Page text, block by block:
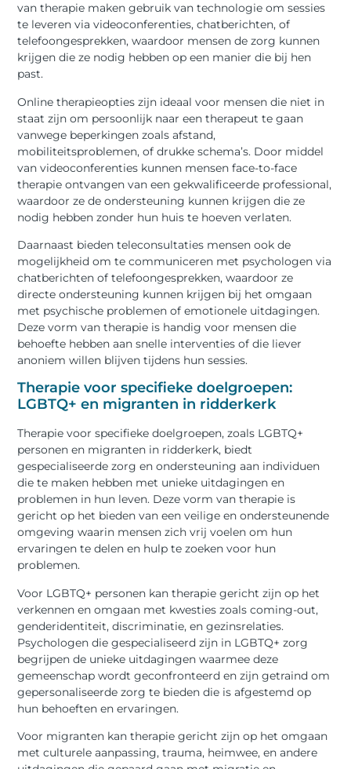
van therapie maken gebruik van technologie om sessies
te leveren via videoconferenties, chatberichten, of
telefoongesprekken, waardoor mensen de zorg kunnen
krijgen die ze nodig hebben op een manier die bij hen
past.
Online therapieopties zijn ideaal voor mensen die niet in
staat zijn om persoonlijk naar een therapeut te gaan
vanwege beperkingen zoals afstand,
mobiliteitsproblemen, of drukke schema’s. Door middel
van videoconferenties kunnen mensen face-to-face
therapie ontvangen van een gekwalificeerde professional,
waardoor ze de ondersteuning kunnen krijgen die ze
nodig hebben zonder hun huis te hoeven verlaten.
Daarnaast bieden teleconsultaties mensen ook de
mogelijkheid om te communiceren met psychologen via
chatberichten of telefoongesprekken, waardoor ze
directe ondersteuning kunnen krijgen bij het omgaan
met psychische problemen of emotionele uitdagingen.
Deze vorm van therapie is handig voor mensen die
behoefte hebben aan snelle interventies of die liever
anoniem willen blijven tijdens hun sessies.
Therapie voor specifieke doelgroepen:
LGBTQ+ en migranten in ridderkerk
Therapie voor specifieke doelgroepen, zoals LGBTQ+
personen en migranten in ridderkerk, biedt
gespecialiseerde zorg en ondersteuning aan individuen
die te maken hebben met unieke uitdagingen en
problemen in hun leven. Deze vorm van therapie is
gericht op het bieden van een veilige en ondersteunende
omgeving waarin mensen zich vrij voelen om hun
ervaringen te delen en hulp te zoeken voor hun
problemen.
Voor LGBTQ+ personen kan therapie gericht zijn op het
verkennen en omgaan met kwesties zoals coming-out,
genderidentiteit, discriminatie, en gezinsrelaties.
Psychologen die gespecialiseerd zijn in LGBTQ+ zorg
begrijpen de unieke uitdagingen waarmee deze
gemeenschap wordt geconfronteerd en zijn getraind om
gepersonaliseerde zorg te bieden die is afgestemd op
hun behoeften en ervaringen.
Voor migranten kan therapie gericht zijn op het omgaan
met culturele aanpassing, trauma, heimwee, en andere